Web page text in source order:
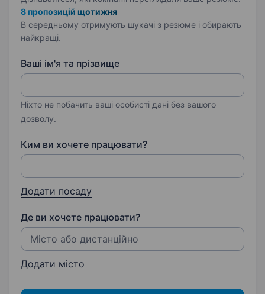
8 пропозицій щотижня
В середньому отримують шукачі з резюме і обирають
найкращі.
Ваші ім'я та прізвище
Ніхто не побачить ваші особисті дані без вашого
дозволу.
Ким ви хочете працювати?
Додати посаду
Де ви хочете працювати?
Додати місто